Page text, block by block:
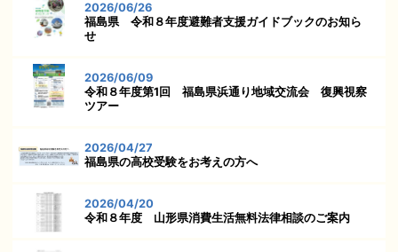
2026/06/26
福島県 令和８年度避難者支援ガイドブックのお知ら
せ
2026/06/09
令和８年度第1回 福島県浜通り地域交流会 復興視察
ツアー
2026/04/27
福島県の高校受験をお考えの方へ
2026/04/20
令和８年度 山形県消費生活無料法律相談のご案内